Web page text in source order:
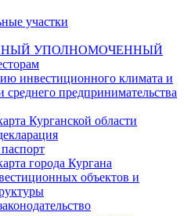
участки
УПОЛНОМОЧЕННЫЙ
инвестиционного климата и
среднего предпринимательства
Курганской области
города Кургана
объектов и